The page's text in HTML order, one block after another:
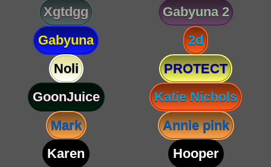
Xgtdgg
Gabyuna 2
Gabyuna
2d
Noli
PROTECT
GoonJuice
Katie Nichols
Mark
Annie pink
Karen
Hooper